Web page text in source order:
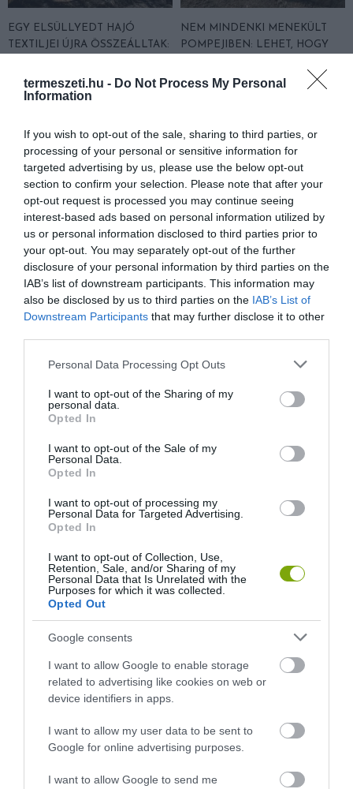
termeszeti.hu - Do Not Process My Personal
Information
If you wish to opt-out of the sale, sharing to third parties, or
processing of your personal or sensitive information for
targeted advertising by us, please use the below opt-out
section to confirm your selection. Please note that after your
opt-out request is processed you may continue seeing
interest-based ads based on personal information utilized by
us or personal information disclosed to third parties prior to
your opt-out. You may separately opt-out of the further
disclosure of your personal information by third parties on the
IAB’s list of downstream participants. This information may
also be disclosed by us to third parties on the IAB’s List of
Downstream Participants that may further disclose it to other
Please note that this website/app uses one or more Google
not limited to your visit or usage behaviour. You may click to
grant or deny consent to Google and its third-party tags to
use your data for below specified purposes in below Google
consent section.
Personal Data Processing Opt Outs
I want to opt-out of the Sharing of my
personal data.
Opted In
I want to opt-out of the Sale of my
Personal Data.
Opted In
I want to opt-out of processing my
Personal Data for Targeted Advertising.
Opted In
I want to opt-out of Collection, Use,
Retention, Sale, and/or Sharing of my
Personal Data that Is Unrelated with the
Purposes for which it was collected.
Opted Out
Google consents
I want to allow Google to enable storage
related to advertising like cookies on web or
device identifiers in apps.
I want to allow my user data to be sent to
Google for online advertising purposes.
I want to allow Google to send me
EGY ELSÜLLYEDT HAJÓ
TEXTILJEI ÚJRA ÖSSZEÁLLTAK:
TENGERT
2026-06-29
NEM MINDENKI MENEKÜLT
POMPEJIBEN: LEHET, HOGY
SEGÍTENI PRÓBÁLT
DAVID ATTENBOROUGH 100
ÉVES: AZ EMBER, AKI
TERMÉSZETET
2026-05-08
NOBEL-DÍJAT KAPOTT EGY
FÉREGÉRT – CSAK ÉPPEN NEM
VÉGE LEHET A
TRANSZPLANTÁCIÓS
VÁRÓLISTÁKNAK? A
DISZNÓSZERVEK ÁTÍRHATJÁK
LEGKEGYETLENEBB
SZABÁLYÁT
AUDHD: AMIKOR AZ AUTIZMUS
EGÉSZEN MÁS ARCOT MUTAT